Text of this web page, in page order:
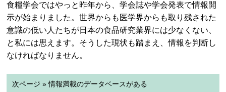
食糧学会ではやっと昨年から、学会誌や学会発表で情報開
示が始まりました。世界からも医学界からも取り残された
意識の低い人たちが日本の食品研究業界には少なくない、
と私には思えます。そうした現状も踏まえ、情報を判断し
なければなりません。
次ページ » 情報満載のデータベースがある